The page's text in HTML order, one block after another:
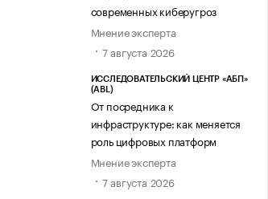
современных киберугроз
Мнение эксперта
7 августа 2026
ИССЛЕДОВАТЕЛЬСКИЙ ЦЕНТР «АБП»
(ABL)
От посредника к
инфраструктуре: как меняется
роль цифровых платформ
Мнение эксперта
7 августа 2026